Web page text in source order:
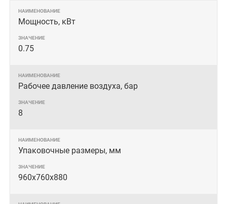
Мощность, кВт
0.75
Рабочее давление воздуха, бар
8
Упаковочные размеры, мм
960х760х880